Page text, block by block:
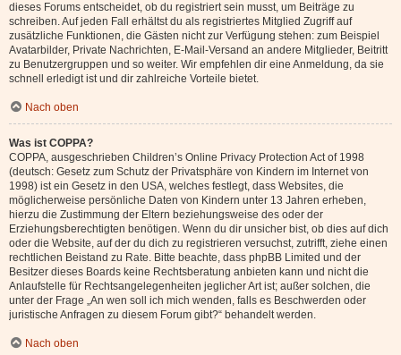
dieses Forums entscheidet, ob du registriert sein musst, um Beiträge zu
schreiben. Auf jeden Fall erhältst du als registriertes Mitglied Zugriff auf
zusätzliche Funktionen, die Gästen nicht zur Verfügung stehen: zum Beispiel
Avatarbilder, Private Nachrichten, E-Mail-Versand an andere Mitglieder, Beitritt
zu Benutzergruppen und so weiter. Wir empfehlen dir eine Anmeldung, da sie
schnell erledigt ist und dir zahlreiche Vorteile bietet.
Nach oben
Was ist COPPA?
COPPA, ausgeschrieben Children’s Online Privacy Protection Act of 1998
(deutsch: Gesetz zum Schutz der Privatsphäre von Kindern im Internet von
1998) ist ein Gesetz in den USA, welches festlegt, dass Websites, die
möglicherweise persönliche Daten von Kindern unter 13 Jahren erheben,
hierzu die Zustimmung der Eltern beziehungsweise des oder der
Erziehungsberechtigten benötigen. Wenn du dir unsicher bist, ob dies auf dich
oder die Website, auf der du dich zu registrieren versuchst, zutrifft, ziehe einen
rechtlichen Beistand zu Rate. Bitte beachte, dass phpBB Limited und der
Besitzer dieses Boards keine Rechtsberatung anbieten kann und nicht die
Anlaufstelle für Rechtsangelegenheiten jeglicher Art ist; außer solchen, die
unter der Frage „An wen soll ich mich wenden, falls es Beschwerden oder
juristische Anfragen zu diesem Forum gibt?“ behandelt werden.
Nach oben